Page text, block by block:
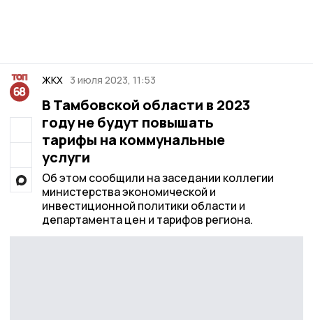
ЖКХ 3 июля 2023, 11:53
В Тамбовской области в 2023
году не будут повышать
тарифы на коммунальные
услуги
Об этом сообщили на заседании коллегии
министерства экономической и
инвестиционной политики области и
департамента цен и тарифов региона.